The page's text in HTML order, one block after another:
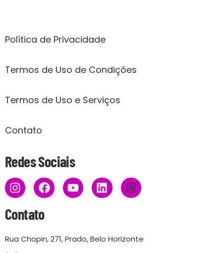
Política de Privacidade
Termos de Uso de Condições
Termos de Uso e Serviços
Contato
Redes Sociais
Contato
Rua Chopin, 271, Prado, Belo Horizonte